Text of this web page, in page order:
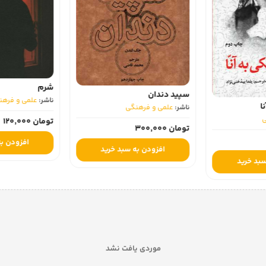
خرید
شرم
ناشر:علمی و فرهنگی
افزودن به سبد خرید
تاریخ تحلیلی
ناشر: علمی و
تومان 750,000
افزودن
موردی یافت نشد